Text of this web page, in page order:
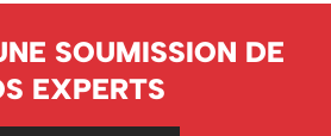
SOUMISSION DE
EXPERTS